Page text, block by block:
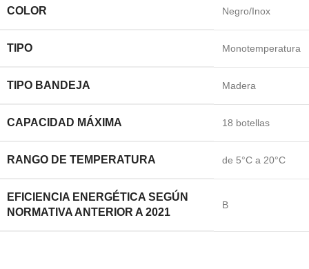
COLOR Negro/Inox
TIPO Monotemperatura
TIPO BANDEJA Madera
CAPACIDAD MÁXIMA 18 botellas
RANGO DE TEMPERATURA de 5°C a 20°C
EFICIENCIA ENERGÉTICA SEGÚN
NORMATIVA ANTERIOR A 2021
B